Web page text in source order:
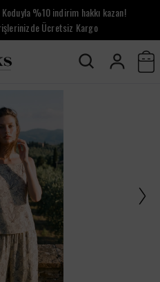
Koduyla %10 indirim hakkı kazan!
Ücretsiz Kargo